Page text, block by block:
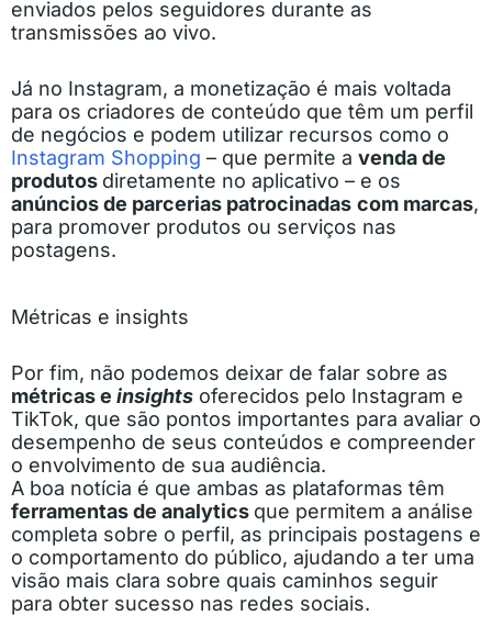
enviados pelos seguidores durante as
transmissões ao vivo.
Já no Instagram, a monetização é mais voltada
para os criadores de conteúdo que têm um perfil
de negócios e podem utilizar recursos como o
Instagram Shopping – que permite a venda de
produtos diretamente no aplicativo – e os
anúncios de parcerias patrocinadas com marcas,
para promover produtos ou serviços nas
postagens.
Métricas e insights
Por fim, não podemos deixar de falar sobre as
métricas e insights oferecidos pelo Instagram e
TikTok, que são pontos importantes para avaliar o
desempenho de seus conteúdos e compreender
o envolvimento de sua audiência.
A boa notícia é que ambas as plataformas têm
ferramentas de analytics que permitem a análise
completa sobre o perfil, as principais postagens e
o comportamento do público, ajudando a ter uma
visão mais clara sobre quais caminhos seguir
para obter sucesso nas redes sociais.